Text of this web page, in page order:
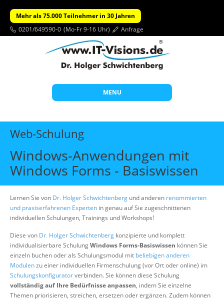
Mehr als 75.000 Teilnehmer in 30 Jahren
0201/649590-0 (Mo-Fr 9-16 Uhr) Anfrage
MENU
Start
Themen
Beratung
Individuelle Schulungen
Offene Seminare
Wissen
Suche
Web-Schulung
Windows-Anwendungen mit
Windows Forms - Basiswissen
Lernen Sie von Dr. Holger Schwichtenberg und anderen renommierten
und praxiserfahrenen Experten in genau auf Sie zugeschnittenen
individuellen Schulungen, Trainings und Workshops!
Diese von Dr. Holger Schwichtenberg konzipierte und komplett
individualisierbare SchulungWindows Forms-Basiswissen können Sie
einzeln buchen oder als Schulungsmodul mit beliebigen anderen
Modulenzu einer individuellen Firmenschulung (vor Ort oder online) im
Schulungskonfiguratorverbinden. Sie können diese Schulung
vollständig auf Ihre Bedürfnisse anpassen, indem Sie einzelne
Themen priorisieren, streichen, ersetzen oder ergänzen. Zudem können